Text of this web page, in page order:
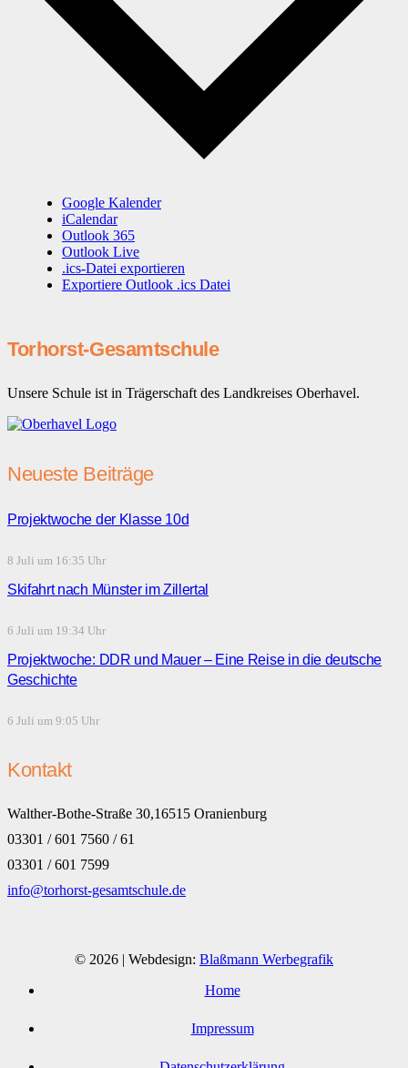
Google Kalender
iCalendar
Outlook 365
Outlook Live
.ics-Datei exportieren
Exportiere Outlook .ics Datei
Torhorst-Gesamtschule
Unsere Schule ist in Trägerschaft des Landkreises Oberhavel.
Neueste Beiträge
Projektwoche der Klasse 10d
8 Juli um 16:35 Uhr
Skifahrt nach Münster im Zillertal
6 Juli um 19:34 Uhr
Projektwoche: DDR und Mauer – Eine Reise in die deutsche
Geschichte
6 Juli um 9:05 Uhr
Kontakt
Walther-Bothe-Straße 30,16515 Oranienburg
03301 / 601 7560 / 61
03301 / 601 7599
info@torhorst-gesamtschule.de
© 2026 | Webdesign: Blaßmann Werbegrafik
Home
Impressum